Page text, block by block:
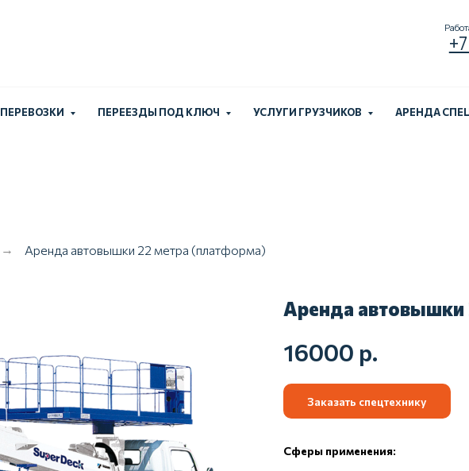
Работаем без выходных с
+7 (924)
ПЕРЕВОЗКИ ПЕРЕЕЗДЫ ПОД КЛЮЧ УСЛУГИ ГРУЗЧИКОВ АРЕНДА
→ Аренда автовышки 22 метра (платформа)
Аренда
16000 р.
Заказать спецтехнику
Сферы применения: